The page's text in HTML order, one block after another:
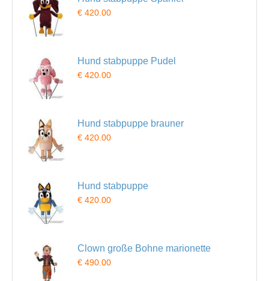
€ 420.00
Hund stabpuppe Pudel
€ 420.00
Hund stabpuppe brauner
€ 420.00
Hund stabpuppe
€ 420.00
Clown große Bohne marionette
€ 490.00